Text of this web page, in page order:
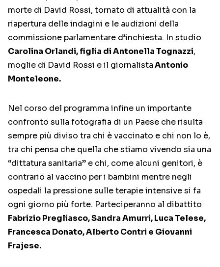
morte di David Rossi, tornato di attualità con la
riapertura delle indagini e le audizioni della
commissione parlamentare d’inchiesta. In studio
Carolina Orlandi, figlia di Antonella Tognazzi,
moglie di David Rossi e il giornalistaAntonio
Monteleone.
Nel corso del programma infine un importante
confronto sulla fotografia di un Paese che risulta
sempre più diviso tra chi è vaccinato e chi non lo è,
tra chi pensa che quella che stiamo vivendo sia una
“dittatura sanitaria” e chi, come alcuni genitori, è
contrario al vaccino per i bambini mentre negli
ospedali la pressione sulle terapie intensive si fa
ogni giorno più forte. Parteciperanno al dibattito
Fabrizio Pregliasco, Sandra Amurri, Luca Telese,
Francesca Donato, Alberto Contri e Giovanni
Frajese.